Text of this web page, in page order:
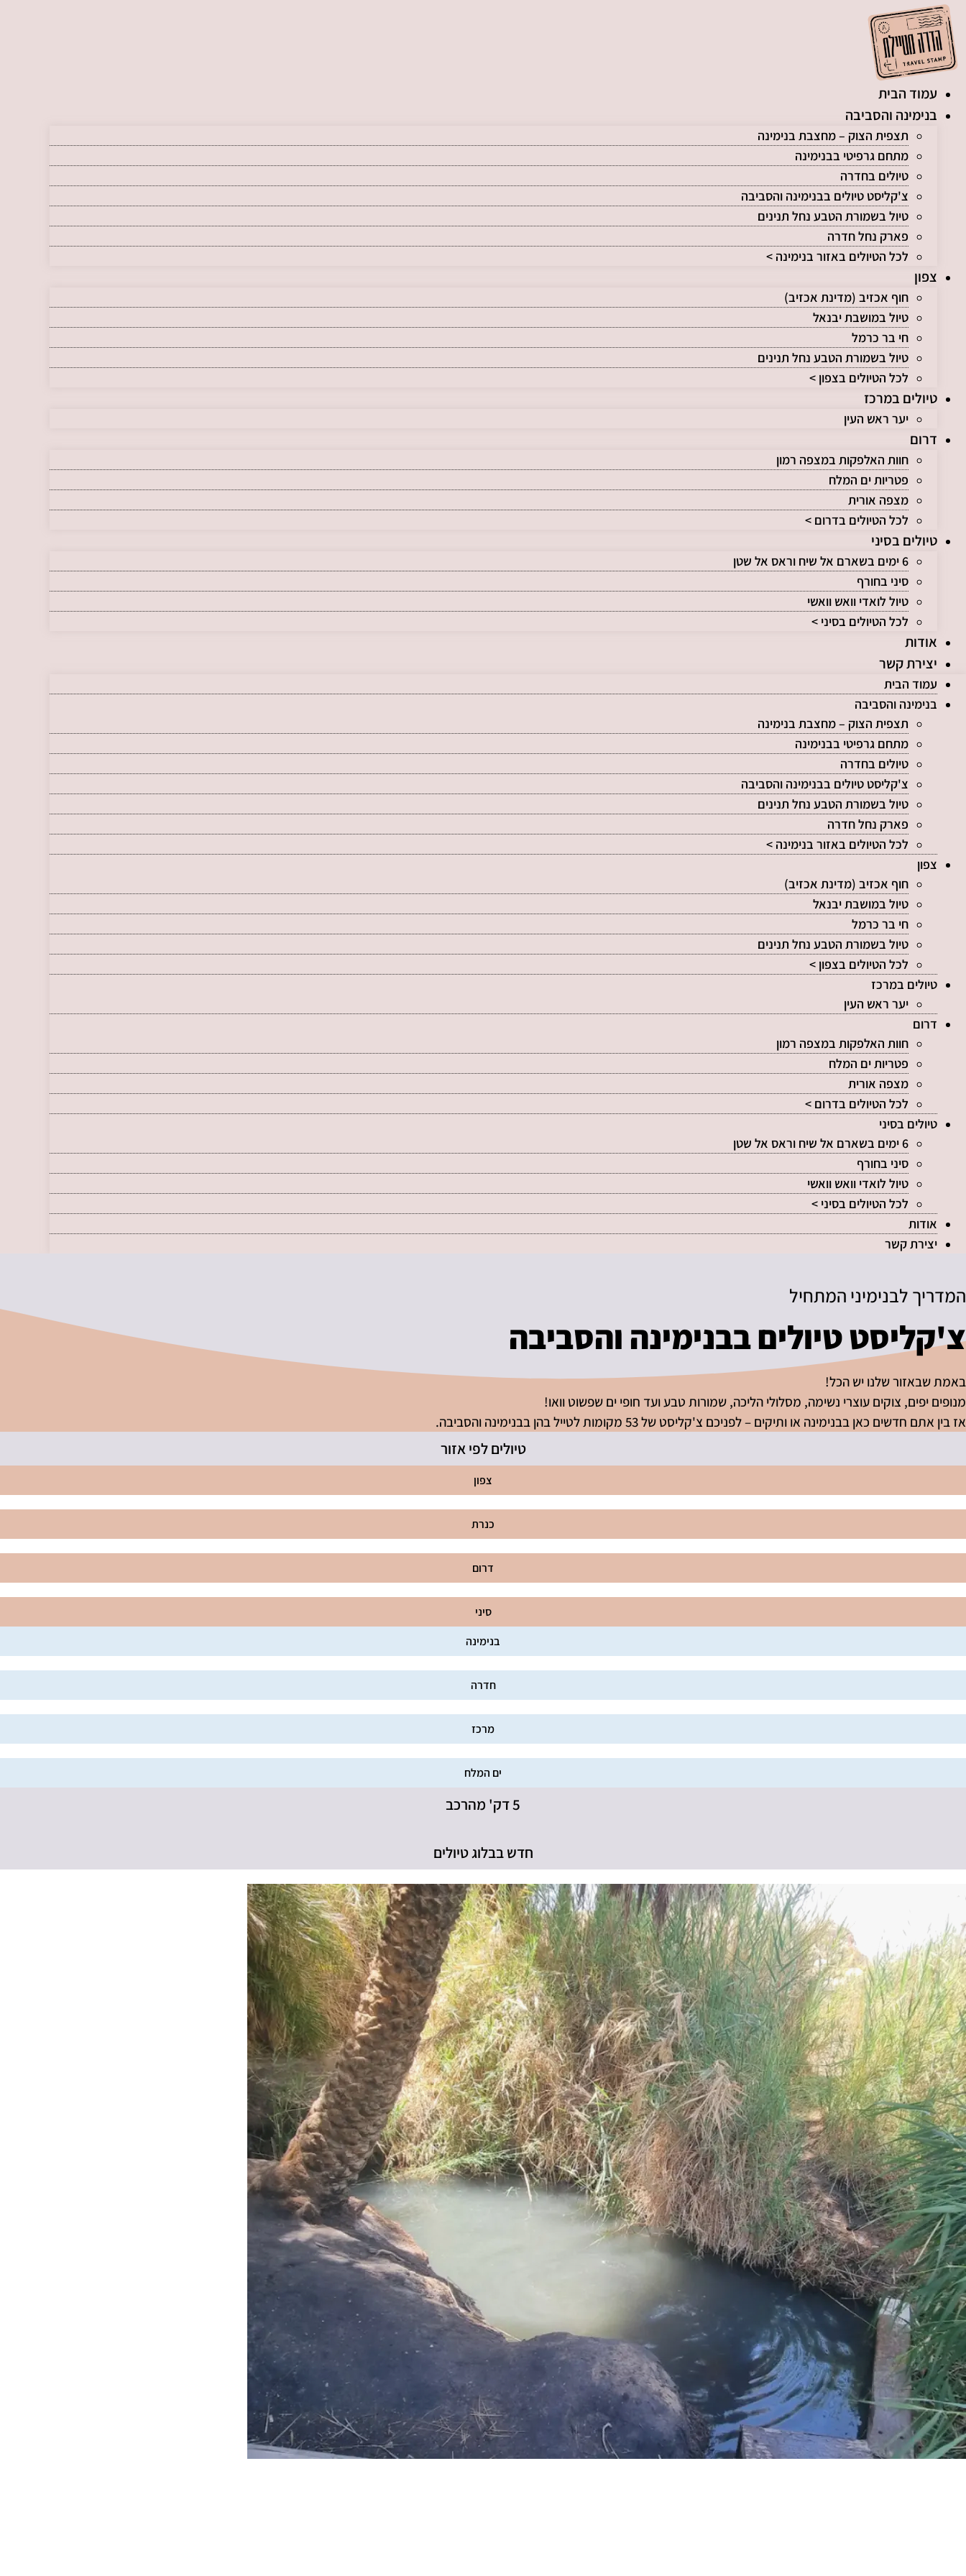
לתוכן
עמוד הבית
בנימינה והסביבה
תצפית הצוק – מחצבת בנימינה
מתחם גרפיטי בבנימינה
טיולים בחדרה
צ'קליסט טיולים בבנימינה והסביבה
טיול בשמורת הטבע נחל תנינים
פארק נחל חדרה
לכל הטיולים באזור בנימינה >
צפון
חוף אכזיב (מדינת אכזיב)
טיול במושבת יבנאל
חי בר כרמל
טיול בשמורת הטבע נחל תנינים
לכל הטיולים בצפון >
טיולים במרכז
יער ראש העין
דרום
חוות האלפקות במצפה רמון
פטריות ים המלח
מצפה אורית
לכל הטיולים בדרום >
טיולים בסיני
6 ימים בשארם אל שיח וראס אל שטן
סיני בחורף
טיול לואדי וואש וואשי
לכל הטיולים בסיני >
אודות
יצירת קשר
עמוד הבית
בנימינה והסביבה
תצפית הצוק – מחצבת בנימינה
מתחם גרפיטי בבנימינה
טיולים בחדרה
צ'קליסט טיולים בבנימינה והסביבה
טיול בשמורת הטבע נחל תנינים
פארק נחל חדרה
לכל הטיולים באזור בנימינה >
צפון
חוף אכזיב (מדינת אכזיב)
טיול במושבת יבנאל
חי בר כרמל
טיול בשמורת הטבע נחל תנינים
לכל הטיולים בצפון >
טיולים במרכז
יער ראש העין
דרום
חוות האלפקות במצפה רמון
פטריות ים המלח
מצפה אורית
לכל הטיולים בדרום >
טיולים בסיני
6 ימים בשארם אל שיח וראס אל שטן
סיני בחורף
טיול לואדי וואש וואשי
לכל הטיולים בסיני >
אודות
יצירת קשר
המדריך לבנימיני המתחיל
צ'קליסט טיולים בבנימינה והסביבה
באמת שבאזור שלנו יש הכל!
מנופים יפים, צוקים עוצרי נשימה, מסלולי הליכה, שמורות טבע ועד חופי ים שפשוט וואו!
אז בין אתם חדשים כאן בבנימינה או ותיקים – לפניכם צ'קליסט של 53 מקומות לטייל בהן בבנימינה והסביבה.
טיולים לפי אזור
צפון
כנרת
דרום
סיני
בנימינה
חדרה
מרכז
ים המלח
5 דק' מהרכב
חדש בבלוג טיולים